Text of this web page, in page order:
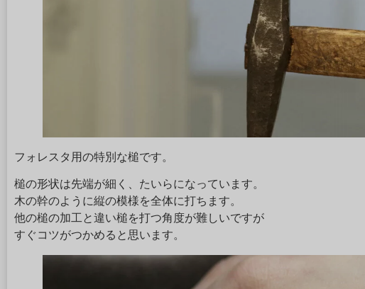
フォレスタ用の特別な槌です。
槌の形状は先端が細く、たいらになっています。
木の幹のように縦の模様を全体に打ちます。
他の槌の加工と違い槌を打つ角度が難しいですが
すぐコツがつかめると思います。